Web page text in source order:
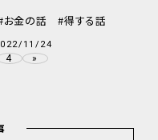
お金の話
得する話
11/24
4 »